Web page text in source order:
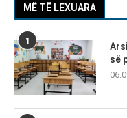
MË TË LEXUARA
1
së